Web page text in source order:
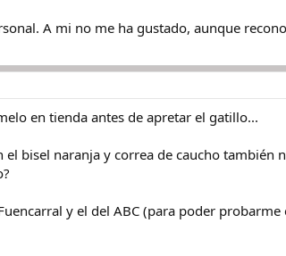
A mi no me ha gustado, aunque
en tienda antes de apretar el gatillo...
bisel naranja y correa de caucho
y el del ABC (para poder